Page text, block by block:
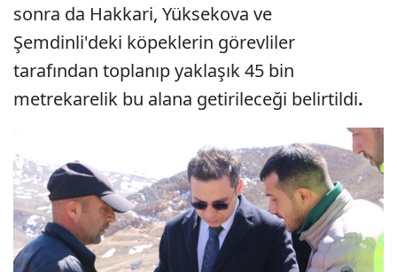
sonra da Hakkari, Yüksekova ve
Şemdinli'deki köpeklerin görevliler
tarafından toplanıp yaklaşık 45 bin
metrekarelik bu alana getirileceği belirtildi.